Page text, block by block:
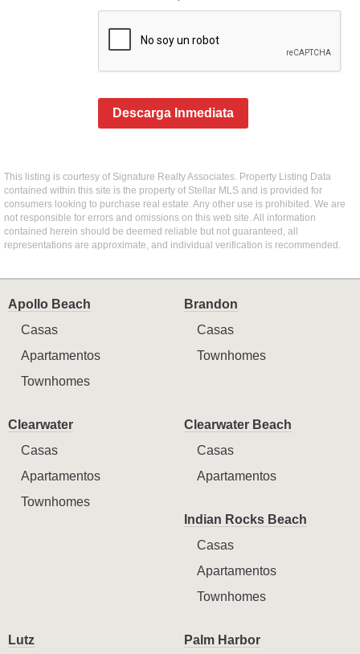
Descarga Inmediata
This listing is courtesy of Signature Realty Associates. Property Listing Data
contained within this site is the property of Stellar MLS and is provided for
consumers looking to purchase real estate. Any other use is prohibited. We are
not responsible for errors and omissions on this web site. All information
contained herein should be deemed reliable but not guaranteed, all
representations are approximate, and individual verification is recommended.
Apollo Beach
Casas
Apartamentos
Townhomes
Brandon
Casas
Townhomes
Clearwater
Casas
Apartamentos
Townhomes
Clearwater Beach
Casas
Apartamentos
Indian Rocks Beach
Casas
Apartamentos
Townhomes
Lutz
Palm Harbor